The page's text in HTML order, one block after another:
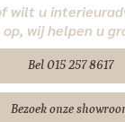
wilt u
wij helpen u
Bel 015 257 8617
Bezoek onze